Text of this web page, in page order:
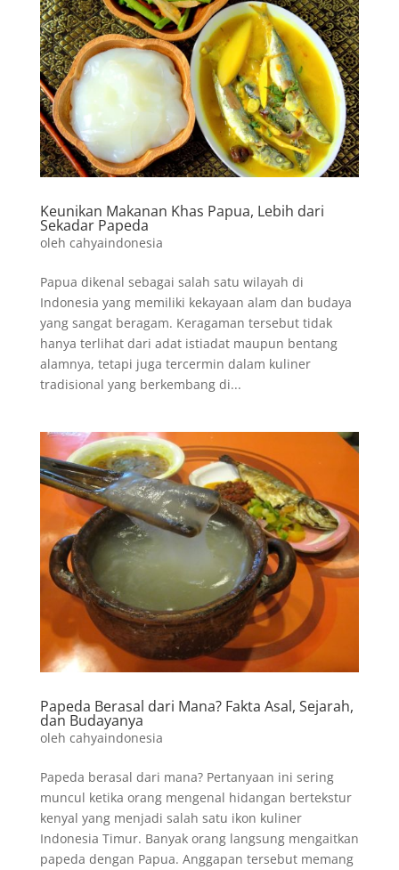
Keunikan Makanan Khas Papua, Lebih dari
Sekadar Papeda
oleh cahyaindonesia
Papua dikenal sebagai salah satu wilayah di
Indonesia yang memiliki kekayaan alam dan budaya
yang sangat beragam. Keragaman tersebut tidak
hanya terlihat dari adat istiadat maupun bentang
alamnya, tetapi juga tercermin dalam kuliner
tradisional yang berkembang di...
Papeda Berasal dari Mana? Fakta Asal, Sejarah,
dan Budayanya
oleh cahyaindonesia
Papeda berasal dari mana? Pertanyaan ini sering
muncul ketika orang mengenal hidangan bertekstur
kenyal yang menjadi salah satu ikon kuliner
Indonesia Timur. Banyak orang langsung mengaitkan
papeda dengan Papua. Anggapan tersebut memang